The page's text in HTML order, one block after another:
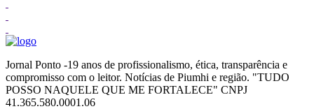
Jornal Ponto -19 anos de profissionalismo, ética, transparência e
compromisso com o leitor. Notícias de Piumhi e região. "TUDO
POSSO NAQUELE QUE ME FORTALECE" CNPJ
41.365.580.0001.06